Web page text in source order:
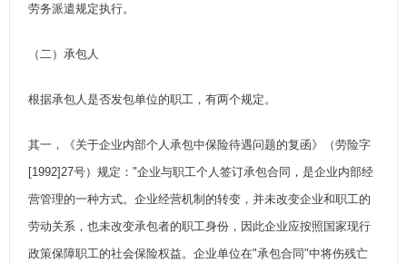
劳务派遣规定执行。
（二）承包人
根据承包人是否发包单位的职工，有两个规定。
其一，《关于企业内部个人承包中保险待遇问题的复函》（劳险字
[1992]27号）规定："企业与职工个人签订承包合同，是企业内部经
营管理的一种方式。企业经营机制的转变，并未改变企业和职工的
劳动关系，也未改变承包者的职工身份，因此企业应按照国家现行
政策保障职工的社会保险权益。企业单位在"承包合同"中将伤残亡